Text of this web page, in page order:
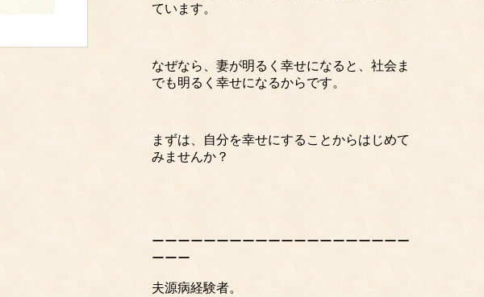
ています。
なぜなら、妻が明るく幸せになると、社会ま
でも明るく幸せになるからです。
まずは、自分を幸せにすることからはじめて
みませんか？
ーーーーーーーーーーーーーーーーーーーー
ーーー
夫源病経験者。